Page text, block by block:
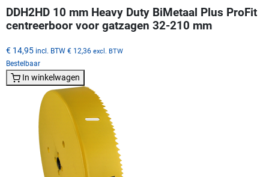
DDH2HD 10 mm Heavy Duty BiMetaal Plus ProFit
centreerboor voor gatzagen 32-210 mm
€ 14,95 incl. BTW € 12,36 excl. BTW
Bestelbaar
In winkelwagen